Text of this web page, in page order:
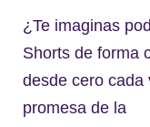
¿Te imaginas
Shorts de forma
desde cero cada
promesa de la